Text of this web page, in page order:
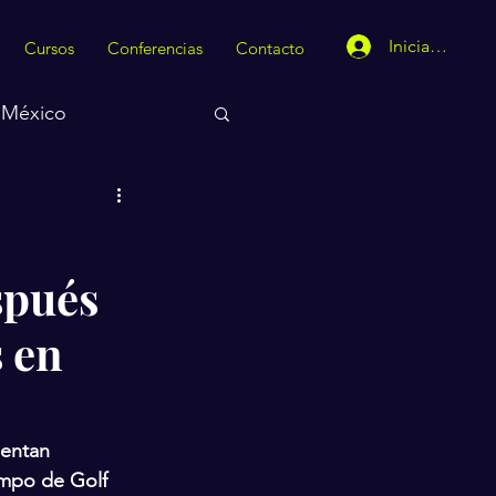
Cursos Conferencias Contacto Iniciar sesión
México
de Golf